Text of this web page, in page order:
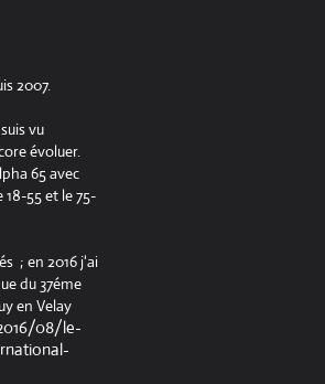
2007.
vu
évoluer.
65 avec
55 et le 75-
; en 2016 j'ai
du 37éme
en Velay
08/le-